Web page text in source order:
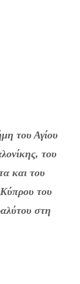
του Αγίου
του
και του
του
στη